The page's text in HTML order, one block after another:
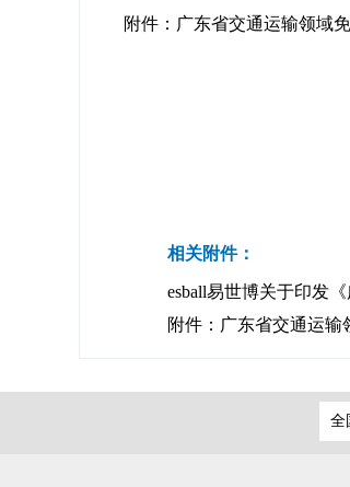
附件：广东省交通运输领域
相关附件：
esball易世博关于印发
附件：广东省交通运输
全